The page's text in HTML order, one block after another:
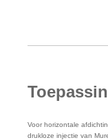
Voor horizontale
drukloze injectie van